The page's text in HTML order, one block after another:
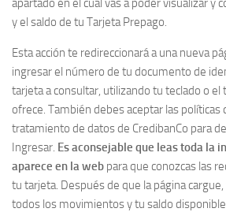
apartado en el cual vas a poder visualizar y
y el saldo de tu Tarjeta Prepago.
Esta acción te redireccionará a una nueva
ingresar el número de tu documento de
tarjeta a consultar, utilizando tu teclado o el
ofrece. También debes aceptar las políticas
tratamiento de datos de CredibanCo para
Ingresar. Es aconsejable que leas toda la
aparece en la web para que conozcas las
tu tarjeta. Después de que la página
todos los movimientos y tu saldo